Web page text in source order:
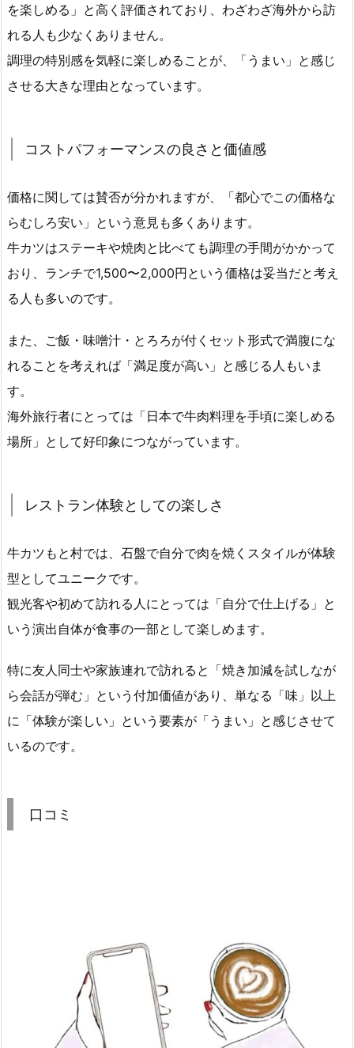
を楽しめる」と高く評価されており、わざわざ海外から訪
れる人も少なくありません。
調理の特別感を気軽に楽しめることが、「うまい」と感じ
させる大きな理由となっています。
コストパフォーマンスの良さと価値感
価格に関しては賛否が分かれますが、「都心でこの価格な
らむしろ安い」という意見も多くあります。
牛カツはステーキや焼肉と比べても調理の手間がかかって
おり、ランチで1,500〜2,000円という価格は妥当だと考え
る人も多いのです。
また、ご飯・味噌汁・とろろが付くセット形式で満腹にな
れることを考えれば「満足度が高い」と感じる人もいま
す。
海外旅行者にとっては「日本で牛肉料理を手頃に楽しめる
場所」として好印象につながっています。
レストラン体験としての楽しさ
牛カツもと村では、石盤で自分で肉を焼くスタイルが体験
型としてユニークです。
観光客や初めて訪れる人にとっては「自分で仕上げる」と
いう演出自体が食事の一部として楽しめます。
特に友人同士や家族連れで訪れると「焼き加減を試しなが
ら会話が弾む」という付加価値があり、単なる「味」以上
に「体験が楽しい」という要素が「うまい」と感じさせて
いるのです。
口コミ